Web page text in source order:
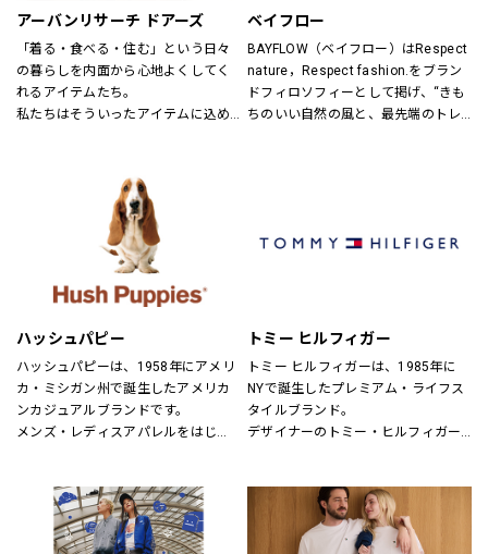
アーバンリサーチ ドアーズ
「着る・食べる・住む」という日々
の暮らしを内面から心地よくしてく
れるアイテムたち。
私たちはそういったアイテムに込め
「新しい価値観へのドア」を開く案
内役として、日々の暮らしの中で大
切なものを一緒に見つけていきたい
と考えています。
あなたらしいスタイル、あなたにと
ってのベーシックを、DOORSへ探し
ベイフロー
BAYFLOW（ベイフロー）はRespect
nature，Respect fashion.をブラン
ドフィロソフィーとして掲げ、“きも
ちのいい自然の風と、最先端のトレ
ハッシュパピー
ハッシュパピーは、1958年にアメリ
カ・ミシガン州で誕生したアメリカ
ンカジュアルブランドです。
メンズ・レディスアパレルをはじ
定期的にお得なキャンペーンも開
催！皆様のご来店を心よりお待ちし
ております！
トミー ヒルフィガー
トミー ヒルフィガーは、1985年に
NYで誕生したプレミアム・ライフス
タイルブランド。
デザイナーのトミー・ヒルフィガー
にモダンなツイストを加えた、遊び
心と上品さが特徴です。